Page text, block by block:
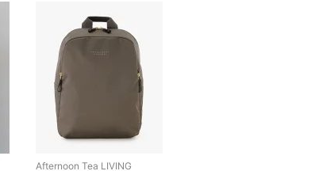
Afternoon Tea LIVING